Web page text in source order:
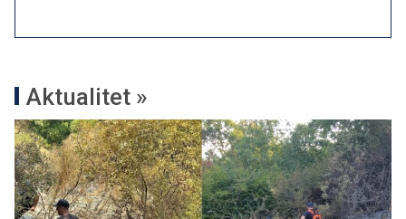
Aktualitet »